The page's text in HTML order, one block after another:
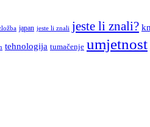
japan jeste li znali jeste li znali?
tehnologija tumačenje umjetnost